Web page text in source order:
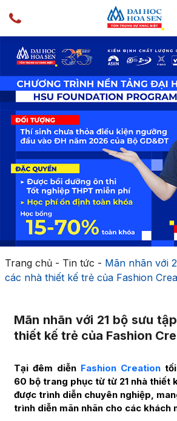
Trang chủ- Tin tức - Mãn nhãn với
các nhà thiết kế trẻ của Fashion
Mãn nhãn với 21 bộ sưu
thiết kế trẻ của Fashion
Tại đêm diễn Fashion Creationtối
60 bộ trang phục từ từ 21 nhà thiết
được trình diễn chuyên nghiệp,
trình diễn mãn nhãn cho các khách